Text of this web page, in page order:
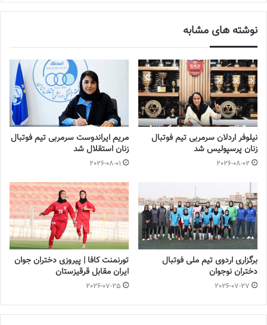
آینده درخشانی در انتظار فوتبال بانوان است
2022-12-10
و سرانجام اولین اردوی بین‌المللی در دوره جدید!
تیم ملی زنان ایران تا پیش از حضور در مسابقات دور دوم انتخابی
المپیک 2024 پاریس، فرصت آن را دارد تا در دو پنجره فیفادی بازی‌های
دوستانه برگزار کند. شاگردان آزمون در دور دوم باید با تیم‌های ملی
به شمار می‌روند و به لحاظ سطح فنی، اختلاف آن‌ها با فوتبال زنان ایران
مشهود است.
شاگردان آزمون امیدوار به برگزار شدن بازی دوستانه با رقیبی سرشناس
بودند که سرانجام امروز فدراسیون فوتبالاعلام کرد که در فیفادی ماه
جولای قرار است دو بازی دوستانه انجام شود. فدراسیون فوتبال امروز در
خبری زمان برگزاری دیدار دوستانه دیدار با تیم ملی روسیه را رسماً اعلام
کرد که در توضیح این خبر آمده است: «دیدار اول 14 جولای (جمعه 23
تیر) در شهر کازان و بازی دوم 18 جولای (سه شنبه 27 تیر) در شهر مسکو
نوشته های مشابه
نیلوفر اردلان سرمربی تیم فوتبال
زنان پرسپولیس شد
2026-08-02
مریم ایراندوست سرمربی تیم فوتبال
زنان استقلال شد
2026-08-01
برگزاری اردوی تیم ملی فوتبال
دختران نوجوان
2026-07-27
تورنمنت کافا | پیروزی دختران جوان
ایران مقابل قرقیزستان
2026-07-25